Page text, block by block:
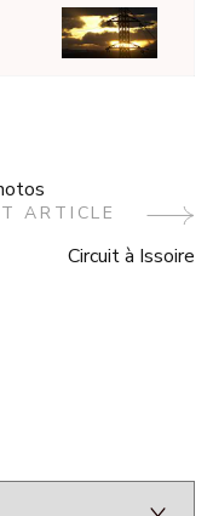
ARTICLE
Circuit à Issoire